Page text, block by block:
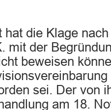
hat die Klage
mit der
beweisen
sei. Der von
am 18.